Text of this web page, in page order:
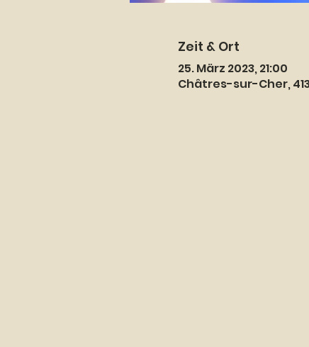
Zeit & Ort
25. März 2023, 21:00
Châtres-sur-Cher,